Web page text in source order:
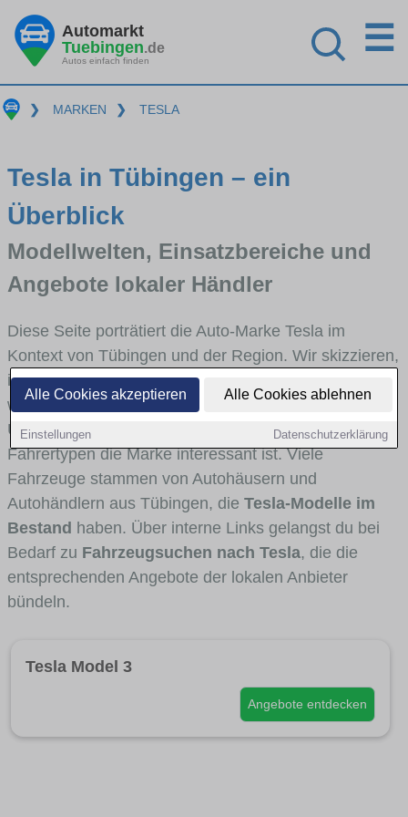
Alle Cookies akzeptieren Alle Cookies ablehnen
Einstellungen Datenschutzerklärung
Automarkt
Tuebingen.de
Autos einfach finden
☰
❯ MARKEN ❯ TESLA
Tesla in Tübingen – ein
Überblick
Modellwelten, Einsatzbereiche und
Angebote lokaler Händler
Diese Seite porträtiert die Auto-Marke Tesla im
Kontext von Tübingen und der Region. Wir skizzieren,
in welchen Fahrzeugklassen Tesla stark vertreten ist,
welche Modellreihen häufig im Stadt- und
Umlandverkehr zu sehen sind und für welche
Fahrertypen die Marke interessant ist. Viele
Fahrzeuge stammen von Autohäusern und
Autohändlern aus Tübingen, die Tesla-Modelle im
Bestand haben. Über interne Links gelangst du bei
Bedarf zu Fahrzeugsuchen nach Tesla, die die
entsprechenden Angebote der lokalen Anbieter
bündeln.
Tesla Model 3
Angebote entdecken